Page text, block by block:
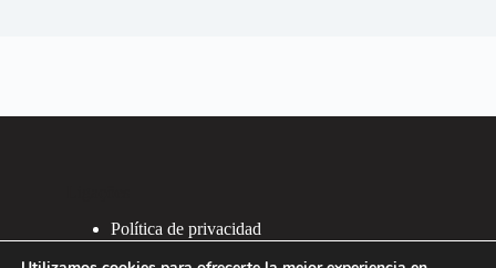
Política de privacidad